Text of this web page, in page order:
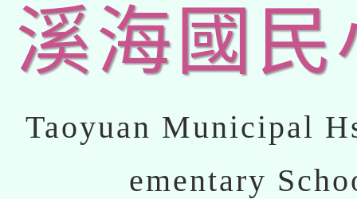
溪海國民
Taoyuan Municipal
ementary